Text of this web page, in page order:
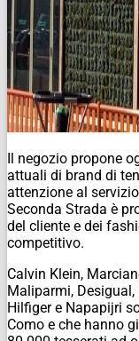
Il negozio propone
attuali di brand di
attenzione al
Seconda Strada è
del cliente e dei
competitivo.
Calvin Klein,
Maliparmi, Desigual,
Hilfiger e Napapijri
Como e che hanno